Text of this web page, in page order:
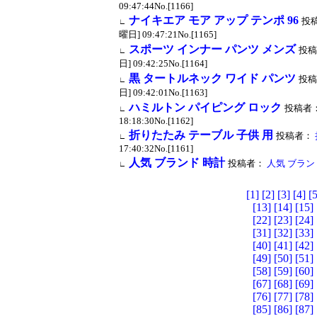
09:47:44No.[1166]
∟ ナイキエア モア アップ テンポ 96 投
曜日] 09:47:21No.[1165]
∟ スポーツ インナー パンツ メンズ 投
日] 09:42:25No.[1164]
∟ 黒 タートルネック ワイド パンツ 投
日] 09:42:01No.[1163]
∟ ハミルトン パイピング ロック 投稿者
18:18:30No.[1162]
∟ 折りたたみ テーブル 子供 用 投稿者：
17:40:32No.[1161]
∟ 人気 ブランド 時計 投稿者： 人気 ブラ
[1] [2] [3] [4]
[13] [14] [15]
[22] [23] [24]
[31] [32] [33]
[40] [41] [42]
[49] [50] [51]
[58] [59] [60]
[67] [68] [69]
[76] [77] [78]
[85] [86] [87]